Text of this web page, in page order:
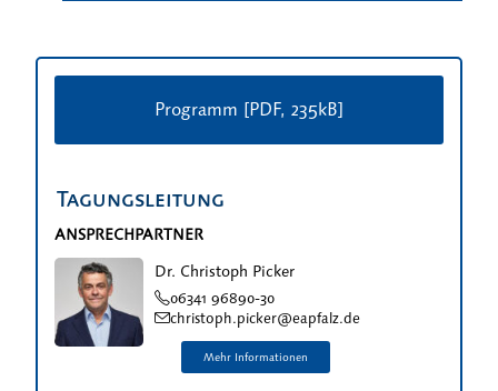
Programm [PDF, 235kB]
Tagungsleitung
ANSPRECHPARTNER
Dr. Christoph Picker
06341 96890-30
christoph.picker@eapfalz.de